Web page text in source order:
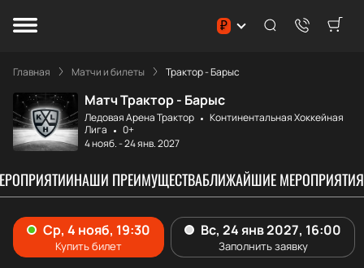
₽
Главная Матчи и билеты Трактор - Барыс
Матч Трактор - Барыс
Ледовая Арена Трактор
Континентальная Хоккейная
Лига
0+
4 нояб.-24 янв. 2027
НАШИ ПРЕИМУЩЕСТВАБЛИЖАЙШИЕ МЕРОПРИЯТИЯ